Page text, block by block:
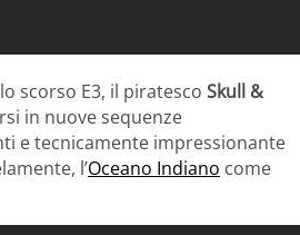
scorso E3, il piratesco Skull &
in nuove sequenze
e tecnicamente impressionante
l’Oceano Indiano come